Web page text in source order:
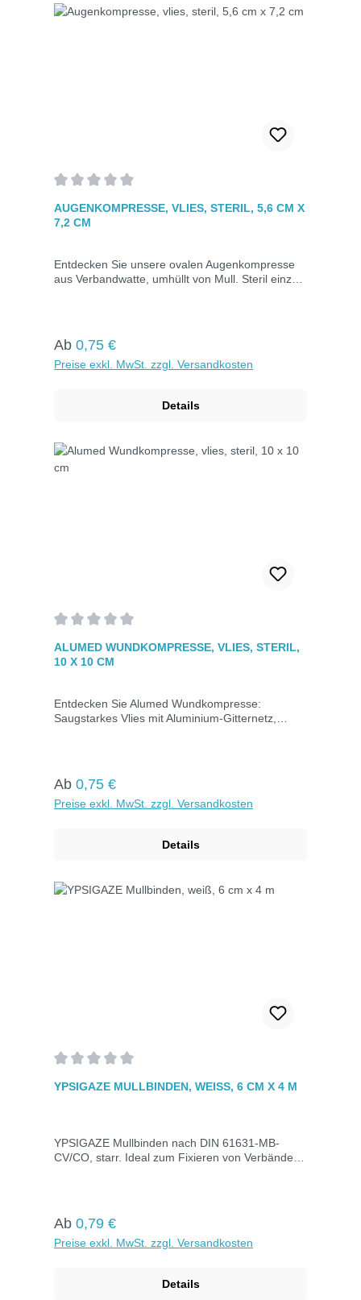
AUGENKOMPRESSE, VLIES, STERIL, 5,6 CM X
7,2 CM
Entdecken Sie unsere ovalen Augenkompresse
aus Verbandwatte, umhüllt von Mull. Steril einzeln
Regulärer Preis:
Ab 0,75 €
Preise exkl. MwSt. zzgl. Versandkosten
Details
ALUMED WUNDKOMPRESSE, VLIES, STERIL,
10 X 10 CM
Entdecken Sie Alumed Wundkompresse:
Saugstarkes Vlies mit Aluminium-Gitternetz,
Regulärer Preis:
Ab 0,75 €
Preise exkl. MwSt. zzgl. Versandkosten
Details
YPSIGAZE MULLBINDEN, WEISS, 6 CM X 4 M
YPSIGAZE Mullbinden nach DIN 61631-MB-
CV/CO, starr. Ideal zum Fixieren von Verbänden
Regulärer Preis:
Ab 0,79 €
Preise exkl. MwSt. zzgl. Versandkosten
Details